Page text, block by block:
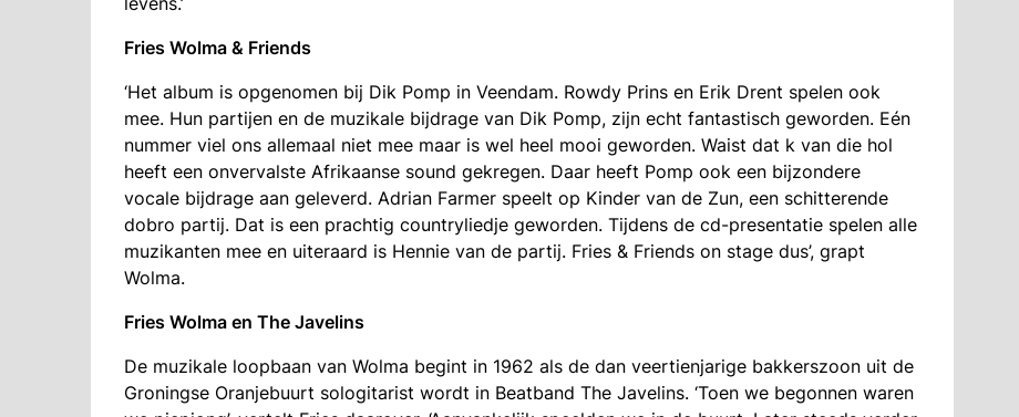
Fries Wolma & Friends
‘Het album is opgenomen bij Dik Pomp in Veendam. Rowdy Prins en Erik Drent spelen ook
mee. Hun partijen en de muzikale bijdrage van Dik Pomp, zijn echt fantastisch geworden. Eén
nummer viel ons allemaal niet mee maar is wel heel mooi geworden. Waist dat k van die hol
heeft een onvervalste Afrikaanse sound gekregen. Daar heeft Pomp ook een bijzondere
vocale bijdrage aan geleverd. Adrian Farmer speelt op Kinder van de Zun, een schitterende
dobro partij. Dat is een prachtig countryliedje geworden. Tijdens de cd-presentatie spelen alle
muzikanten mee en uiteraard is Hennie van de partij. Fries & Friends on stage dus’, grapt
Wolma.
Fries Wolma en The Javelins
De muzikale loopbaan van Wolma begint in 1962 als de dan veertienjarige bakkerszoon uit de
Groningse Oranjebuurt sologitarist wordt in Beatband The Javelins. ‘Toen we begonnen waren